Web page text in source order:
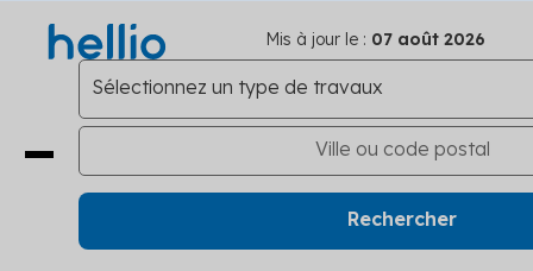
Mis à jour le : 07 août 2026